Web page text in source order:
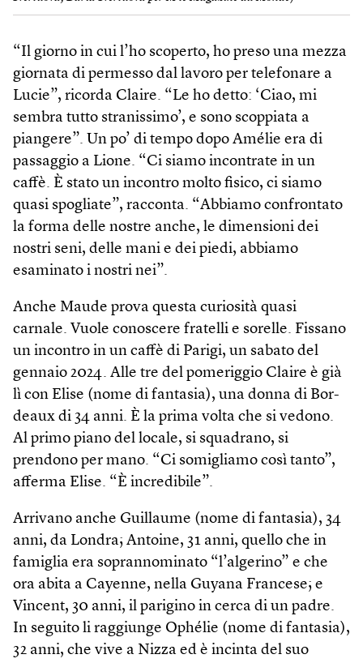
“Il giorno in cui l’ho scoperto, ho preso una mezza
giornata di permesso dal lavoro per telefonare a
Lucie”, ricorda Claire. “Le ho detto: ‘Ciao, mi
sembra tutto stranissimo’, e sono scoppiata a
piangere”. Un po’ di tempo dopo Amélie era di
passaggio a Lione. “Ci siamo incontrate in un
caffè. È stato un incontro molto fisico, ci siamo
quasi spogliate”, racconta. “Abbiamo confrontato
la forma delle nostre anche, le dimensioni dei
nostri seni, delle mani e dei piedi, abbiamo
esaminato i nostri nei”.
Anche Maude prova questa curiosità quasi
carnale. Vuole conoscere fratelli e sorelle. Fissano
un incontro in un caffè di Parigi, un sabato del
gennaio 2024. Alle tre del pomeriggio Claire è già
lì con Elise (nome di fantasia), una donna di Bor­
deaux di 34 anni. È la prima volta che si vedono.
Al primo piano del locale, si squadrano, si
prendono per mano. “Ci somigliamo così tanto”,
afferma Elise. “È incredibile”.
Arrivano anche Guillaume (nome di fantasia), 34
anni, da Londra; Antoine, 31 anni, quello che in
famiglia era soprannominato “l’algerino” e che
ora abita a Cayenne, nella Guyana Francese; e
Vincent, 30 anni, il parigino in cerca di un padre.
In seguito li raggiunge Ophélie (nome di fantasia),
32 anni, che vive a Nizza ed è incinta del suo